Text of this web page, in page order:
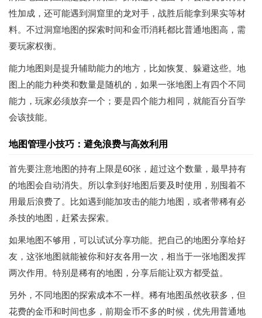
性加成，还可能遇到洞窟里的龙对手，战胜后能拿到果实等材
料。不过洞窟地图的探索时间和金币消耗都比普通地图高，需
要玩家权衡。
能力地图则是提升辅助能力的地方，比如恢复、躲避这些。地
图上的能力种类和数量是随机的，如果一张地图上有四个不同
能力，玩家必须放弃一个；要是四个能力相同，就能百分百学
会该技能。
地图管理小技巧：避免浪费与高效利用
首先要注意地图的持有上限是60张，超过这个数量，最早持有
的地图会自动消失。所以拿到好地图后要及时使用，别囤着不
用最后浪费了。比如遇到能加攻击的能力地图，或者带稀有必
杀技的地图，赶紧去探索。
如果地图不够用，可以试试分享功能。把自己的地图分享给好
友，这张地图就能被你和好友各用一次，相当于一张地图发挥
两次作用。特别是稀有的地图，分享后能让双方都受益。
另外，不同地图的探索成本不一样。稀有地图虽然收获多，但
花费的金币和时间也多，前期金币不多的时候，优先用普通地